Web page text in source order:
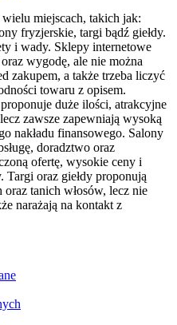
miejscach, takich jak:
fryzjerskie, targi bądź giełdy.
i wady. Sklepy internetowe
wygodę, ale nie można
zakupem, a także trzeba liczyć
towaru z opisem.
proponuje duże ilości, atrakcyjne
zawsze zapewniają wysoką
nakładu finansowego. Salony
doradztwo oraz
ofertę, wysokie ceny i
Targi oraz giełdy proponują
tanich włosów, lecz nie
narażają na kontakt z